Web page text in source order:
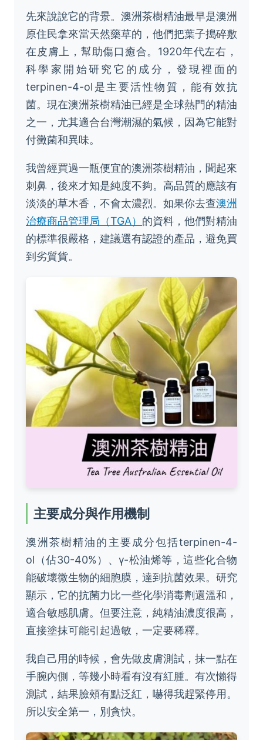
先來說說它的背景。澳洲茶樹精油最早是澳洲
原住民拿來當天然藥草的，他們把葉子搗碎敷
在皮膚上，幫助傷口癒合。1920年代左右，
科學家開始研究它的成分，發現裡面的
terpinen-4-ol是主要活性物質，能有效抗
菌。現在澳洲茶樹精油已經是全球熱門的精油
之一，尤其適合台灣潮濕的氣候，因為它能對
付黴菌和異味。
我曾經買過一瓶便宜的澳洲茶樹精油，聞起來
刺鼻，後來才知是純度不夠。高品質的應該有
淡淡的草木香，不會太濃烈。如果你去查澳洲
治療商品管理局（TGA） 的資料，他們對精油
的標準很嚴格，建議選有認證的產品，避免買
到劣質貨。
主要成分與作用機制
澳洲茶樹精油的主要成分包括terpinen-4-
ol（佔30-40%）、γ-松油烯等，這些化合物
能破壞微生物的細胞膜，達到抗菌效果。研究
顯示，它的抗菌力比一些化學消毒劑還溫和，
適合敏感肌膚。但要注意，純精油濃度很高，
直接塗抹可能引起過敏，一定要稀釋。
我自己用的時候，會先做皮膚測試，抹一點在
手腕內側，等幾小時看有沒有紅腫。有次懶得
測試，結果臉頰有點泛紅，嚇得我趕緊停用。
所以安全第一，別貪快。